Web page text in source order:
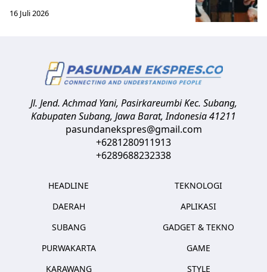
16 Juli 2026
Jl. Jend. Achmad Yani, Pasirkareumbi Kec. Subang,
Kabupaten Subang, Jawa Barat,Indonesia41211
pasundanekspres@gmail.com
+6281280911913
+6289688232338
HEADLINE
DAERAH
SUBANG
PURWAKARTA
KARAWANG
TEKNOLOGI
APLIKASI
GADGET & TEKNO
GAME
STYLE